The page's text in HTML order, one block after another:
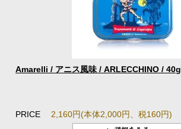
Amarelli / アニス風味 / ARLECCHINO / 40g
PRICE 2,160円(本体2,000円、税160円)